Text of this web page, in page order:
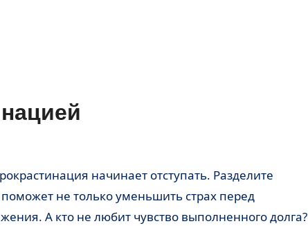
не только уменьшить страх перед
А кто не любит чувство выполненного долга?